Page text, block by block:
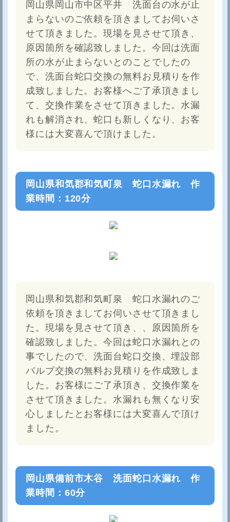
岡山県岡山市中区平井 洗面台の水が止
まらないのご依頼を頂きましてお伺いさ
せて頂きました。現場を見させて頂き、
原因箇所を確認致しました。今回は洗面
所の水が止まらないとのことでしたの
で、洗面台蛇口交換の無料お見積りを作
成致しました。お客様へご了承頂きまし
て、交換作業をさせて頂きました。水漏
れも解消され、蛇口も新しくなり、お客
様には大変喜んで頂けました。
岡山県和気郡和気町泉 蛇口水漏れ 作
業時間：120分
岡山県和気郡和気町泉 蛇口水漏れのご
依頼を頂きましてお伺いさせて頂きまし
た。現場を見させて頂き、、原因箇所を
確認致しました。今回は蛇口水漏れとの
事でしたので、洗面台蛇口交換、埋設部
バルブ交換の無料お見積りを作成致しま
した。お客様にご了承頂き、交換作業を
させて頂きました。水漏れも無くなり安
心しましたとお客様には大変喜んで頂け
ました。
岡山県備前市木谷 洗面蛇口水漏れ 作
業時間：60分